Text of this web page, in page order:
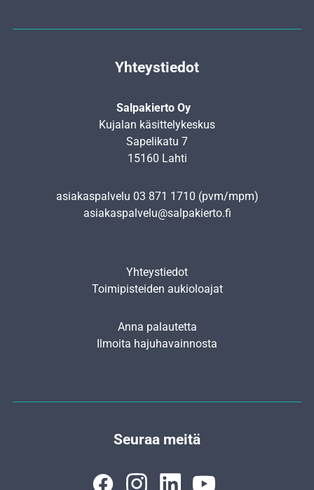
Yhteystiedot
Salpakierto Oy
Kujalan käsittelykeskus
Sapelikatu 7
15160 Lahti
asiakaspalvelu 03 871 1710 (pvm/mpm)
asiakaspalvelu@salpakierto.fi
Yhteystiedot
Toimipisteiden aukioloajat
Anna palautetta
Ilmoita hajuhavainnosta
Seuraa meitä